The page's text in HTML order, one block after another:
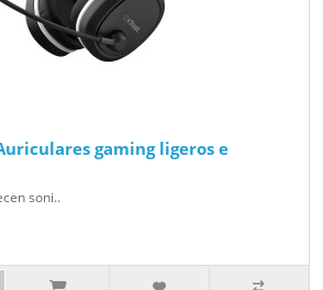
gaming ligeros e
soni..